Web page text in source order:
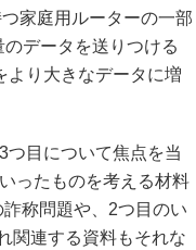
家庭用ルーターの一部
データを送りつける
より大きなデータに増
目について焦点を当
ったものを考える材料
称問題や、2つ目のい
関連する資料もそれな